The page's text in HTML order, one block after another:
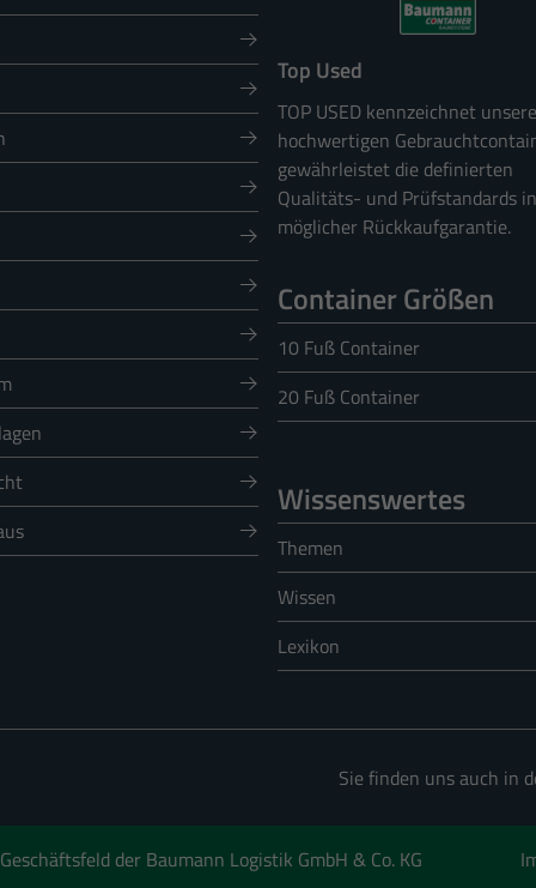
Top Used
TOP USED kennzeichnet unsere
hochwertigen
gewährleistet die definierten
Qualitäts- und Prüfstandards
möglicher Rückkaufgarantie.
Container Größen
10 Fuß Container
20 Fuß Container
Wissenswertes
Themen
Wissen
Lexikon
Sie finden uns auch in
der Baumann Logistik GmbH & Co. KG
Ihre Erfahrung zu verbessern.
Personenbezogene Daten können
Anzeigen und Inhalte oder Anzeigen- und Inhaltsmessung.
über alle verwendeten Cookies. Sie können Ihre Einwilligung zu
anzeigen lassen und so nur bestimmte Cookies auswählen.
Speichern Ablehnen
grundlegende Funktionen und sind für die einwandfreie Funktion der Website
Cookie-Informationen anzeigen
und Social-Media-Plattformen werden standardmäßig blockiert. Wenn Cookies von
diese Inhalte keiner manuellen Einwilligung mehr.
Cookie-Informationen anzeigen
anonym. Diese Informationen helfen uns zu verstehen, wie unsere